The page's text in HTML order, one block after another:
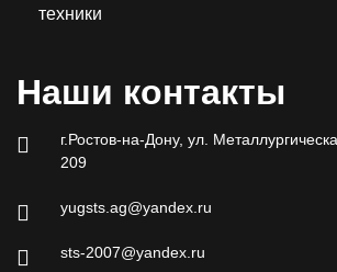
техники
Наши контакты
г.Ростов-на-Дону, ул.
209
yugsts.ag@yandex.ru
sts-2007@yandex.ru